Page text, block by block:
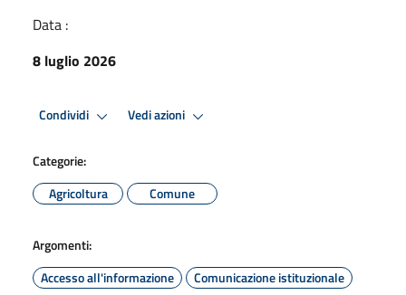
Data :
8 luglio 2026
Condividi Vedi azioni
Categorie:
Agricoltura
Comune
Argomenti:
Accesso all'informazione
Comunicazione istituzionale